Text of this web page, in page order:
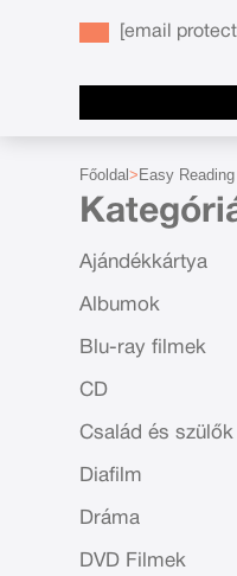
[email
Főoldal Easy Reading
Ajándékkártya
Albumok
Blu-ray filmek
CD
Család és szülők
Diafilm
Dráma
DVD Filmek